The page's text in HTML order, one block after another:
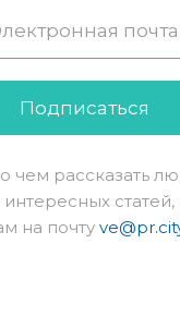
Подписаться
чем рассказать
статей,
на почту